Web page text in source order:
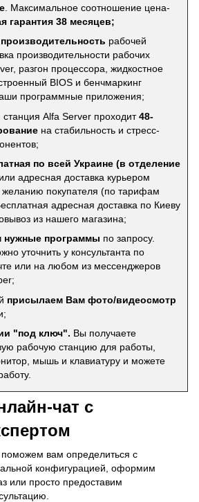
. Максимальное соотношение цена-
гарантия 38 месяцев;
рабочей
производительности рабочих
разгон процессора, жидкостное
BIOS и бенчмаркинг
программные приложения;
Alfa Server проходит48-
на стабильность и стресс-
по всей Украине (в отделение
или адресная доставка курьером
покупателя (по тарифам
адресная доставка по Киеву
из нашего магазина;
нужные программы по запросу.
уточнить у консультанта по
или на любом из мессенджеров
присылаем Вам фото/видеосмотр
"под ключ". Вы получаете
рабочую станцию для работы,
мышь и клавиатуру и можете
чат с
вам определиться с
конфигурацией, оформим
или просто предоставим